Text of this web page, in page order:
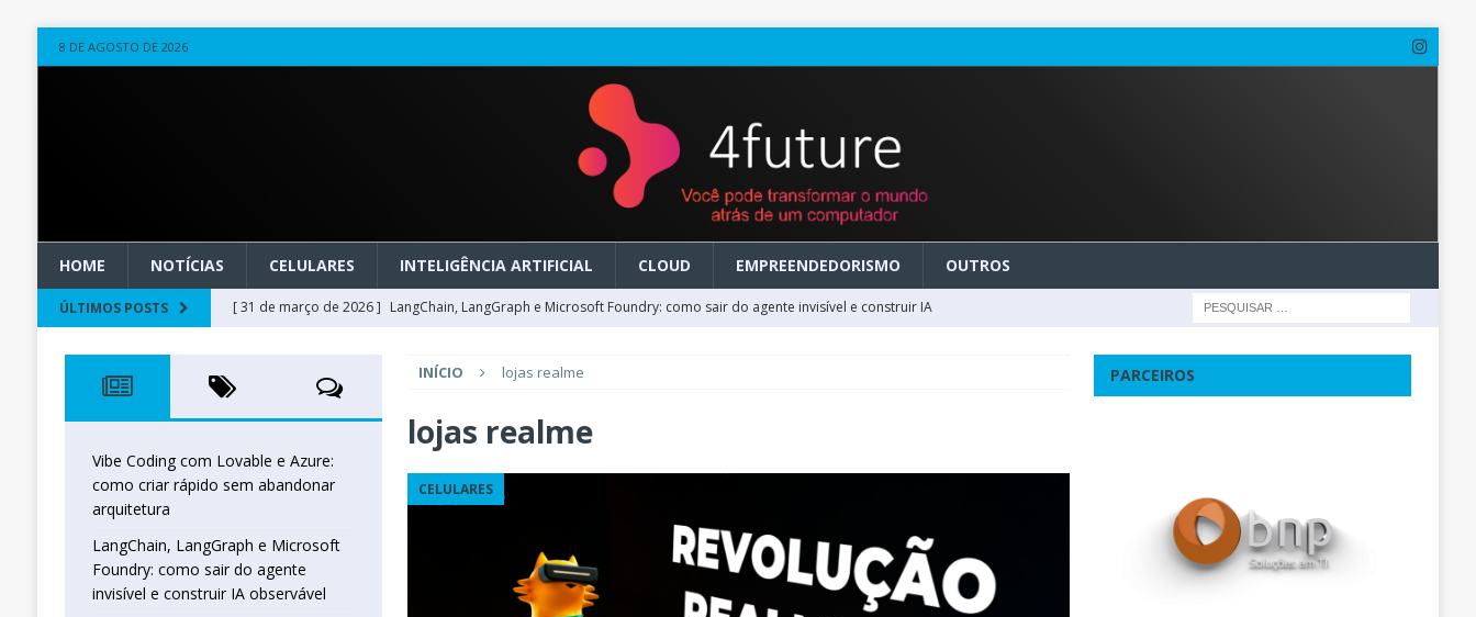
8 DE AGOSTO DE 2026
HOME NOTÍCIAS CELULARES INTELIGÊNCIA ARTIFICIAL CLOUD EMPREENDEDORISMO OUTROS
ÚLTIMOS POSTS [ 31 de março de 2026 ] LangChain, LangGraph e Microsoft Foundry: como sair do agente invisível e construir IA
[ 20 de março de 2026 ]
Microsoft Foundry em GA: como migrar do clássico sem transformar IA em dívida
técnica
INTELIGÊNCIA ARTIFICIAL
[ 27 de fevereiro de 2026 ]
Voice Agents no Microsoft Foundry: como desenhar experiências de voz em tempo
real sem criar uma URA com IA
INTELIGÊNCIA ARTIFICIAL
Orchestration Workflow no Microsoft Foundry: quando rotear intenção é melhor do
que jogar tudo para um LLM
INTELIGÊNCIA ARTIFICIAL
[ 25 de abril de 2026 ]
Vibe Coding com Lovable e Azure: como criar rápido sem abandonar arquitetura
INÍCIO lojas realme
lojas realme
CELULARES
Vibe Coding com Lovable e Azure:
como criar rápido sem abandonar
arquitetura
LangChain, LangGraph e Microsoft
Foundry: como sair do agente
invisível e construir IA observável
PARCEIROS